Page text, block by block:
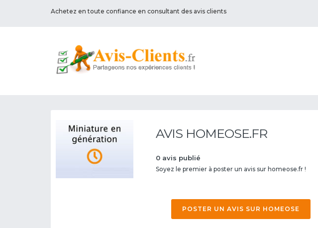
Achetez en toute confiance en consultant des avis clients
AVIS HOMEOSE.FR
0 avis publié
Soyez le premier à poster un avis sur homeose.fr !
POSTER UN AVIS SUR HOMEOSE